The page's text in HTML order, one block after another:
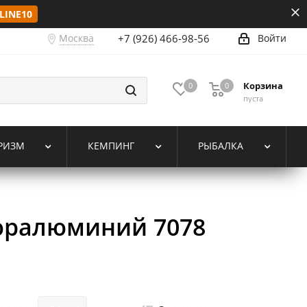
Москва Войти
+7 (926) 466-98-56
0 Корзина
пуста
0
КЕМПИНГ РЫБАЛКА
7078